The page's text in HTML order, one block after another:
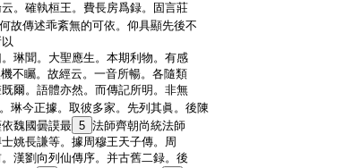
。確執桓王。費長房爲録。固言莊
故傳述乖紊無的可依。仰具顯先後不
琳聞。大聖應生。本期利物。有感
不矚。故經云。一音所暢。各隨類
爾。語體亦然。而傳記所明。非無
琳今正據。取彼多家。先列其眞。後陳
魏國曇謨最 5 法師齊朝尚統法師
姚長謙等。據周穆王天子傳。周
漢劉向列仙傳序。并古舊二録。後